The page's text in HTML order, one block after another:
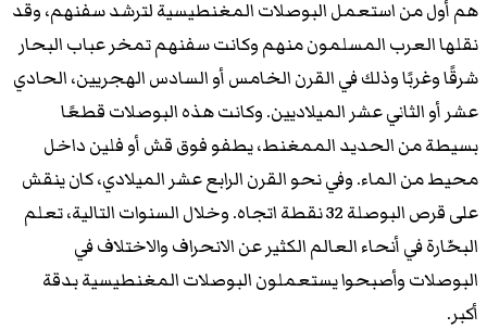
هم أول من استعمل البوصلات المغنطيسية لترشد سفنهم، وقد
نقلها العرب المسلمون منهم وكانت سفنهم تمخر عباب البحار
شرقًا وغربًا وذلك في القرن الخامس أو السادس الهجريين، الحادي
عشر أو الثاني عشر الميلاديين. وكانت هذه البوصلات قطعًا
بسيطة من الحديد الممغنط، يطفو فوق قش أو فلين داخل
محيط من الماء. وفي نحو القرن الرابع عشر الميلادي، كان ينقش
على قرص البوصلة 32 نقطة اتجاه. وخلال السنوات التالية، تعلم
البحّارة في أنحاء العالم الكثير عن الانحراف والاختلاف في
البوصلات وأصبحوا يستعملون البوصلات المغنطيسية بدقة
أكبر.